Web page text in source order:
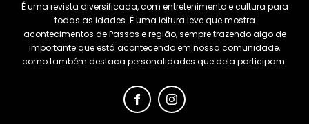
É uma revista diversificada, com entretenimento e cultura para
todas as idades. É uma leitura leve que mostra
acontecimentos de Passos e região, sempre trazendo algo de
importante que está acontecendo em nossa comunidade,
como também destaca personalidades que dela participam.